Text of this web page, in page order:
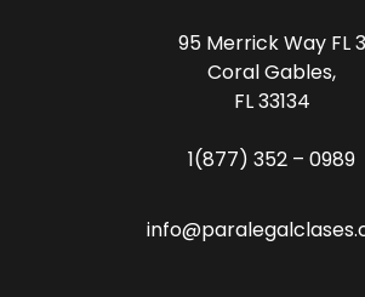
95 Merrick Way FL 3
Coral Gables,
FL 33134
1(877) 352 – 0989